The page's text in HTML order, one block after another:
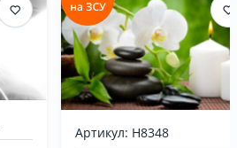
Артикул: H8348